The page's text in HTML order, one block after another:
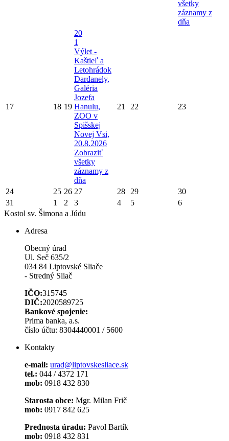
všetky
záznamy z
dňa
17 18 19
20
1
Výlet -
Kaštieľ a
Letohrádok
Dardanely,
Galéria
Jozefa
Hanulu,
ZOO v
Spišskej
Novej Vsi,
20.8.2026
Zobraziť
všetky
záznamy z
dňa
21 22 23
24 25 26 27 28 29
30
31
1 2 3 4 5
6
Kostol sv. Šimona a Júdu
Adresa
Obecný úrad
Ul. Seč 635/2
034 84 Liptovské Sliače
- Stredný Sliač
IČO:315745
DIČ:2020589725
Bankové spojenie:
Prima banka, a.s.
číslo účtu: 8304440001 / 5600
Kontakty
e-mail: urad@liptovskesliace.sk
tel.: 044 / 4372 171
mob: 0918 432 830
Starosta obce: Mgr. Milan Frič
mob: 0917 842 625
Prednosta úradu: Pavol Bartík
mob: 0918 432 831